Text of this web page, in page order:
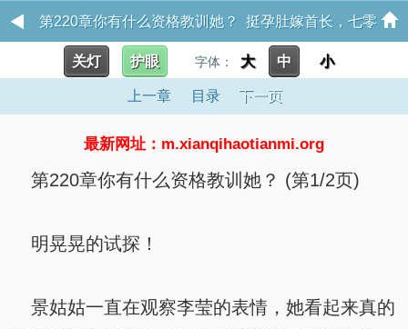
第220章你有什么资格教训她？ 挺孕肚嫁首长，七零
美人名动京圈
关灯 护眼 字体： 大 中 小
上一章 目录 下一页
最新网址：m.xianqihaotianmi.org
第220章你有什么资格教训她？ (第1/2页)
明晃晃的试探！
景姑姑一直在观察李莹的表情，她看起来真的